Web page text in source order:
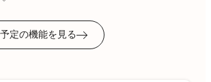
定の機能を見る